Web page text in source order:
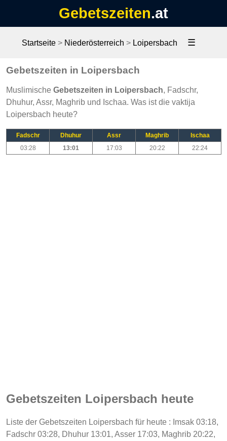
Gebetszeiten.at
Startseite> Niederösterreich > Loipersbach ☰
Gebetszeiten in Loipersbach
Muslimische Gebetszeiten in Loipersbach, Fadschr,
Dhuhur, Assr, Maghrib und Ischaa. Was ist die vaktija
Loipersbach heute?
Fadschr Dhuhur Assr Maghrib
Ischaa
03:28
13:01 17:03 20:22 22:24
Gebetszeiten Loipersbach heute
Liste der Gebetszeiten Loipersbach für heute : Imsak 03:18,
Fadschr 03:28, Dhuhur 13:01, Asser 17:03, Maghrib 20:22,